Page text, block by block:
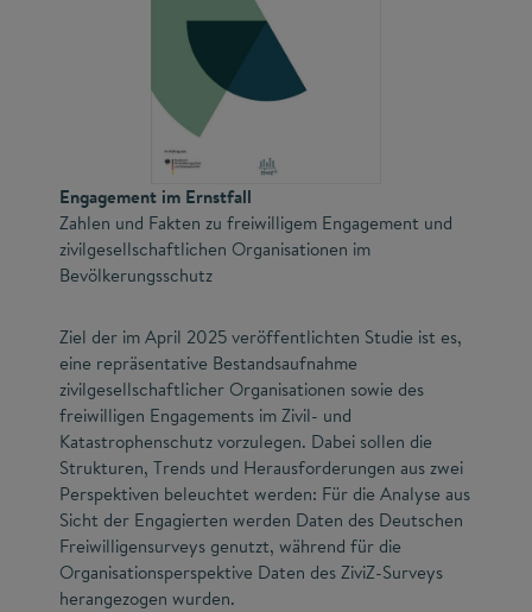
Engagement im Ernstfall
Zahlen und Fakten zu freiwilligem Engagement und
zivilgesellschaftlichen Organisationen im
Bevölkerungsschutz
Ziel der im April 2025 veröffentlichten Studie ist es,
eine repräsentative Bestandsaufnahme
zivilgesellschaftlicher Organisationen sowie des
freiwilligen Engagements im Zivil- und
Katastrophenschutz vorzulegen. Dabei sollen die
Strukturen, Trends und Herausforderungen aus zwei
Perspektiven beleuchtet werden: Für die Analyse aus
Sicht der Engagierten werden Daten des Deutschen
Freiwilligensurveys genutzt, während für die
Organisationsperspektive Daten des ZiviZ-Surveys
herangezogen wurden.